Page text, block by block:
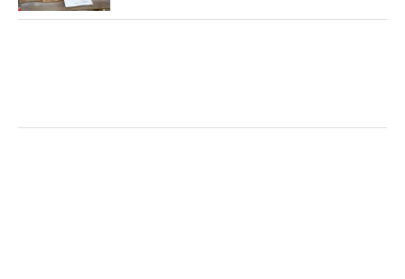
ましたし、試合勘は養われていたと思います」。